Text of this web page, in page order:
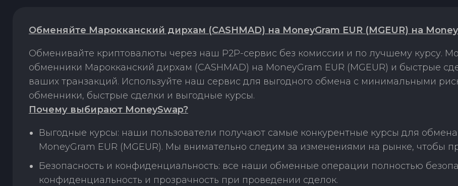
Обменяйте Марокканский дирхам (CASHMAD) на MoneyGram EUR (MGEUR) на
Обменивайте криптовалюты через наш P2P-сервис без комиссии и по лучшему курсу.
обменники Марокканский дирхам (CASHMAD) на MoneyGram EUR (MGEUR) и быстрые
ваших транзакций. Используйте наш сервис для выгодного обмена с минимальными
обменники, быстрые сделки и выгодные курсы.
Почему выбирают MoneySwap?
Выгодные курсы: наши пользователи получают самые конкурентные курсы для
MoneyGram EUR (MGEUR). Мы внимательно следим за изменениями на рынке, чтобы
Безопасность и конфиденциальность: все наши обменные операции полностью
конфиденциальность и прозрачность при проведении сделок.